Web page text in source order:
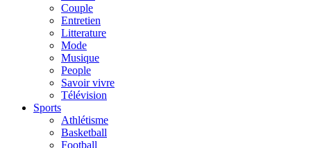
Couple
Entretien
Litterature
Mode
Musique
People
Savoir vivre
Télévision
Sports
Athlétisme
Basketball
Football